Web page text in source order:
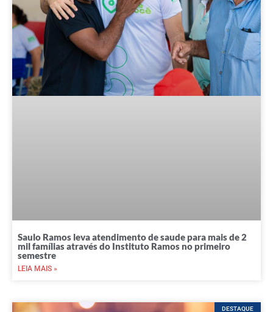
Saulo Ramos leva atendimento de saude para mais de 2
mil famílias através do Instituto Ramos no primeiro
semestre
LEIA MAIS »
DESTAQUE